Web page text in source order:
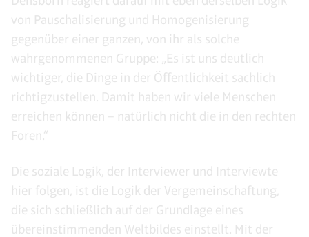
von Pauschalisierung und Homogenisierung
gegenüber einer ganzen, von ihr als solche
wahrgenommenen Gruppe: „Es ist uns deutlich
wichtiger, die Dinge in der Öffentlichkeit sachlich
richtigzustellen. Damit haben wir viele Menschen
erreichen können – natürlich nicht die in den rechten
Foren.“
Die soziale Logik, der Interviewer und Interviewte
hier folgen, ist die Logik der Vergemeinschaftung,
die sich schließlich auf der Grundlage eines
übereinstimmenden Weltbildes einstellt. Mit der